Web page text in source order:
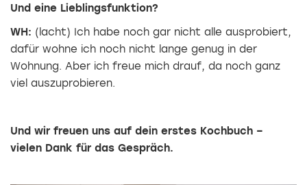
Und eine Lieblingsfunktion?
WH: (lacht) Ich habe noch gar nicht alle ausprobiert,
dafür wohne ich noch nicht lange genug in der
Wohnung. Aber ich freue mich drauf, da noch ganz
viel auszuprobieren.
Und wir freuen uns auf dein erstes Kochbuch –
vielen Dank für das Gespräch.